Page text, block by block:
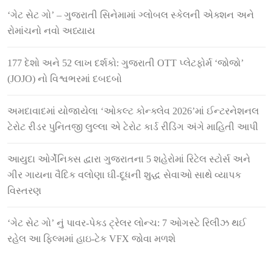
‘ગેટ સેટ ગો’ – ગુજરાતી સિનેમામાં ગ્લોબલ સ્કેલની એક્શન અને
રોમાંચનો નવો અધ્યાય
177 દેશો અને 52 લાખ દર્શકો: ગુજરાતી OTT પ્લેટફોર્મ ‘જોજો’
(JOJO) નો વિશ્વભરમાં દબદબો
અમદાવાદમાં યોજાયેલા ‘ઓકલ્ટ કોન્ક્લેવ 2026’માં ઈન્ટરનેશનલ
ટેરોટ રીડર પુનિતજી લુલ્લા એ ટેરોટ કાર્ડ રીડિંગ અંગે માહિતી આપી
આયુદા ઓર્ગેનિક્સ દ્વારા ગુજરાતના 5 શહેરોમાં રિટેલ સ્ટોર્સ અને
ગીર ગાયના વૈદિક વલોણા ઘી-દૂધની શુદ્ધ સેવાઓ સાથે વ્યાપક
વિસ્તરણ
‘ગેટ સેટ ગો’ નું પાવર-પેક્ડ ટ્રેલર લોન્ચ: 7 ઓગસ્ટે રિલીઝ થઈ
રહેલ આ ફિલ્મમાં હાઇ-ટેક VFX જોવા મળશે